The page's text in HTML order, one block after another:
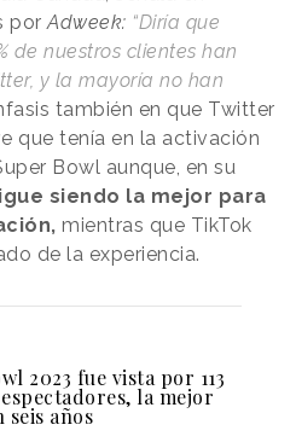
porAdweek: “Diría que
de nuestros clientes han
y la mayoría no han
también en que Twitter
que tenía en la activación
Bowl aunque, en su
siendo la mejor para
mientras que TikTok
de la experiencia.
2023 fue vista por 113
la mejor
seis años